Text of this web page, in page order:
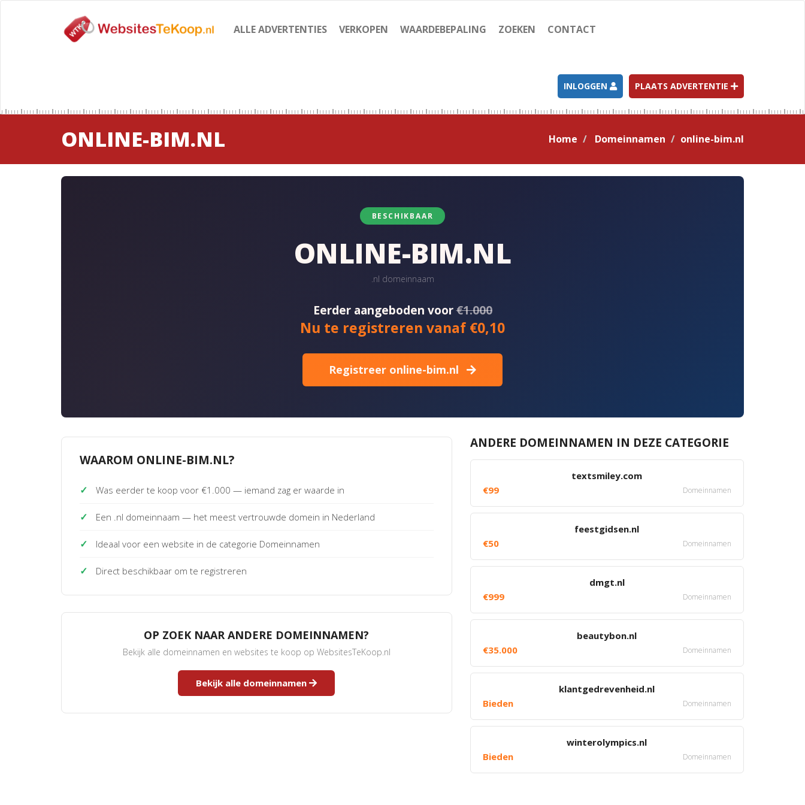
ALLE ADVERTENTIES VERKOPEN WAARDEBEPALING ZOEKEN CONTACT
INLOGGEN PLAATS ADVERTENTIE
ONLINE-BIM.NL Home Domeinnamen online-bim.nl
BESCHIKBAAR
ONLINE-BIM.NL
.nl domeinnaam
Eerder aangeboden voor€1.000
Nu te registreren vanaf €0,10
Registreer online-bim.nl
WAAROM ONLINE-BIM.NL?
✓ Was eerder te koop voor €1.000 — iemand zag er waarde in
✓ Een .nl domeinnaam — het meest vertrouwde domein in Nederland
✓ Ideaal voor een website in de categorie Domeinnamen
✓ Direct beschikbaar om te registreren
OP ZOEK NAAR ANDERE DOMEINNAMEN?
Bekijk alle domeinnamen en websites te koop op WebsitesTeKoop.nl
Bekijk alle domeinnamen
ANDERE DOMEINNAMEN IN DEZE CATEGORIE
textsmiley.com
€99
Domeinnamen
feestgidsen.nl
€50
Domeinnamen
dmgt.nl
€999
Domeinnamen
beautybon.nl
€35.000
Domeinnamen
klantgedrevenheid.nl
Bieden
Domeinnamen
winterolympics.nl
Bieden
Domeinnamen